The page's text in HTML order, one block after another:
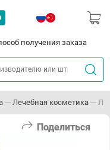
получения заказа
Лечебная косметика
Поделиться